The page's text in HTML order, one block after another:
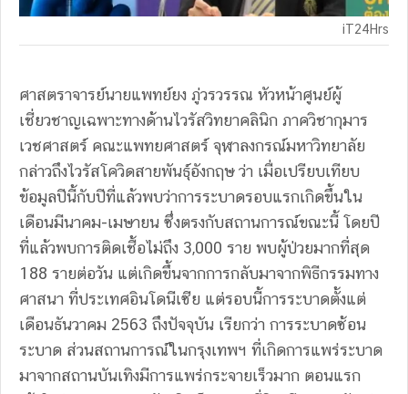
iT24Hrs
ศาสตราจารย์นายแพทย์ยง ภู่วรวรรณ หัวหน้าศูนย์ผู้
เชี่ยวชาญเฉพาะทางด้านไวรัสวิทยาคลินิก ภาควิชากุมาร
เวชศาสตร์ คณะแพทยศาสตร์ จุฬาลงกรณ์มหาวิทยาลัย
กล่าวถึงไวรัสโควิดสายพันธุ์อังกฤษ ว่า เมื่อเปรียบเทียบ
ข้อมูลปีนี้กับปีที่แล้วพบว่าการระบาดรอบแรกเกิดขึ้นใน
เดือนมีนาคม-เมษายน ซึ่งตรงกับสถานการณ์ขณะนี้ โดยปี
ที่แล้วพบการติดเชื้อไม่ถึง 3,000 ราย พบผู้ป่วยมากที่สุด
188 รายต่อวัน แต่เกิดขึ้นจากการกลับมาจากพิธีกรรมทาง
ศาสนา ที่ประเทศอินโดนีเซีย แต่รอบนี้การระบาดตั้งแต่
เดือนธันวาคม 2563 ถึงปัจจุบัน เรียกว่า การระบาดซ้อน
ระบาด ส่วนสถานการณ์ในกรุงเทพฯ ที่เกิดการแพร่ระบาด
มาจากสถานบันเทิงมีการแพร่กระจายเร็วมาก ตอนแรก